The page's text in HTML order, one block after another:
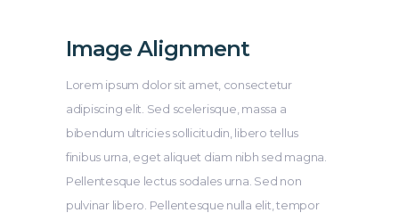
Image Alignment
Lorem ipsum dolor sit amet, consectetur
adipiscing elit. Sed scelerisque, massa a
bibendum ultricies sollicitudin, libero tellus
finibus urna, eget aliquet diam nibh sed magna.
Pellentesque lectus sodales urna. Sed non
pulvinar libero. Pellentesque nulla elit, tempor